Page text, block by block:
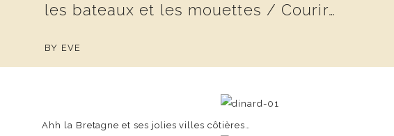
les bateaux et les mouettes / Courir…
BY EVE
Ahh la Bretagne et ses jolies villes côtières…